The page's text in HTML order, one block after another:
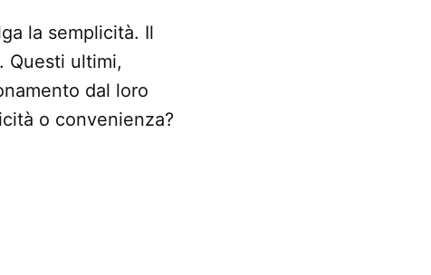
la semplicità. Il
Questi ultimi,
dal loro
o convenienza?